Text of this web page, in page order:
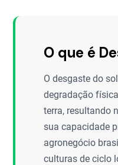
O que é
O desgaste do
degradação
terra, resultando
sua capacidade
agronegócio
culturas de ciclo